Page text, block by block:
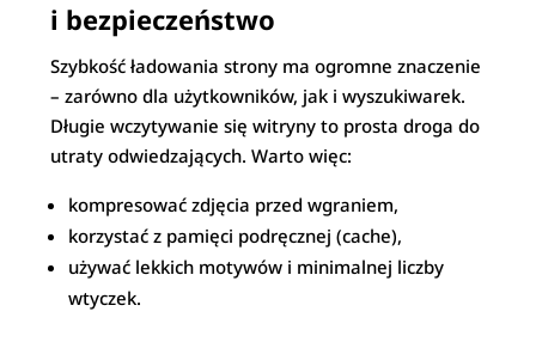
i bezpieczeństwo
Szybkość ładowania strony ma ogromne znaczenie
– zarówno dla użytkowników, jak i wyszukiwarek.
Długie wczytywanie się witryny to prosta droga do
utraty odwiedzających. Warto więc:
kompresować zdjęcia przed wgraniem,
korzystać z pamięci podręcznej (cache),
używać lekkich motywów i minimalnej liczby
wtyczek.